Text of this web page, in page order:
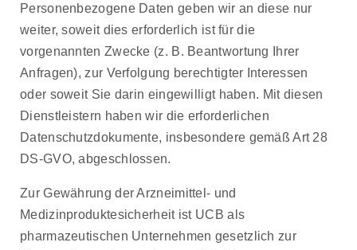
Personenbezogene Daten geben wir an diese nur
weiter, soweit dies erforderlich ist für die
vorgenannten Zwecke (z. B. Beantwortung Ihrer
Anfragen), zur Verfolgung berechtigter Interessen
oder soweit Sie darin eingewilligt haben. Mit diesen
Dienstleistern haben wir die erforderlichen
Datenschutzdokumente, insbesondere gemäß Art 28
DS-GVO, abgeschlossen.
Zur Gewährung der Arzneimittel- und
Medizinproduktesicherheit ist UCB als
pharmazeutischen Unternehmen gesetzlich zur